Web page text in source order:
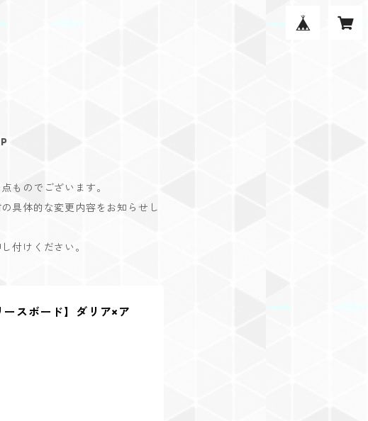
ものでございます。
具体的な変更内容をお知らせし
付けください。
ースボード】ダリア×ア